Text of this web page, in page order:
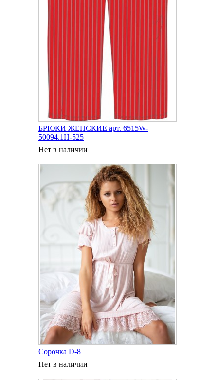
БРЮКИ ЖЕНСКИЕ арт. 6515W-
50094.1H-525
Нет в наличии
Сорочка D-8
Нет в наличии